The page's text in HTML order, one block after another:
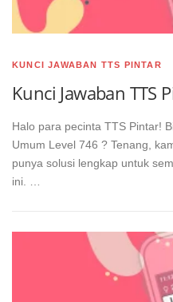
KUNCI JAWABAN TTS PINTAR
Kunci Jawaban TTS
Halo para pecinta TTS Pintar!
Umum Level 746 ? Tenang,
punya solusi lengkap untuk
ini. …